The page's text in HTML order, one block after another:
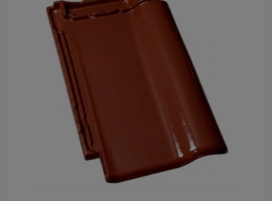
Główne przeznaczenie:
Pokrycie połaci dachowych o
minimalnym kącie nachylenia 22°, idealne na dachy o
skomplikowanej geometrii oraz renowacje starych
budynków.
Idealny do:
Współpracy z kompletnym systemem
akcesoriów ceramicznych Röben w kolorze kasztanowa
angoba szlachetna.
Kluczowa cecha:
Wyjątkowo duża tolerancja przesuwu
(aż 38 mm), ułatwiająca perfekcyjne dopasowanie
dachówki do rozstawu łat bez docinania.